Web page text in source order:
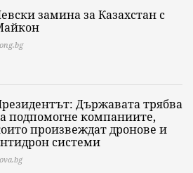
замина за Казахстан с
Държавата трябва
подпомогне компаниите,
произвеждат дронове и
системи